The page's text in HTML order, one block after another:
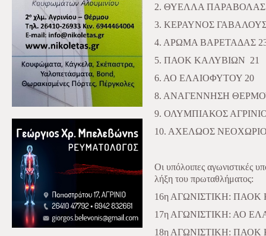
2. ΘΥΕΛΛΑ ΠΑΡΑΒΟΛΑΣ
3. ΚΕΡΑΥΝΟΣ
4. ΑΡΩΜΑ ΒΑΡΕΤΑΔΑΣ
5. ΠΑΟΚ ΚΑΛΥΒΙΩΝ 21
6. ΑΟ ΕΛΑΙΟΦΥΤΟΥ 20
8. ΑΝΑΓΕΝΝΗΣΗ
9. ΟΛΥΜΠΙΑΚΟΣ
10. ΑΧΕΛΩΟΣ
Οι υπόλοιπες αγωνιστικές
λήξη του πρωταθλήματος:
16η ΑΓΩΝΙΣΤΙΚΗ:
17η ΑΓΩΝΙΣΤΙΚΗ: ΑΟ
18η ΑΓΩΝΙΣΤΙΚΗ: